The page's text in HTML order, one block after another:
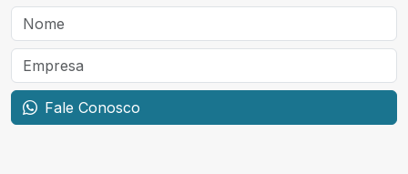
Fale Conosco